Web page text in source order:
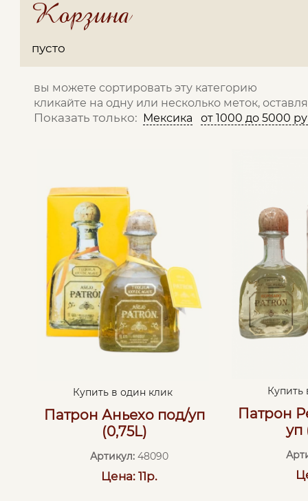
Корзина
пусто
вы можете сортировать эту категорию
кликайте на одну или несколько меток,
Показать только: Мексика от 1000 до 5000
Купить в один клик
Патрон Аньехо под/уп
(0,75L)
Артикул: 48090
Цена: 11р.
Купить
Патрон
уп